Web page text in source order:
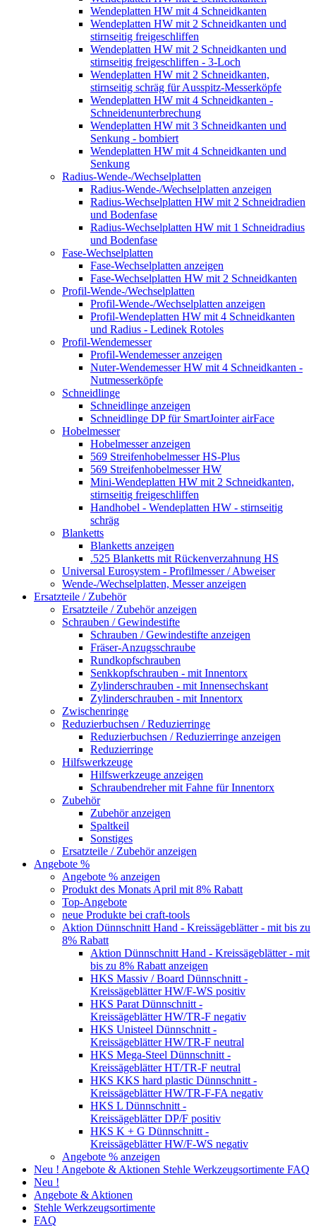
Wendeplatten HW mit 4 Schneidkanten
Wendeplatten HW mit 2 Schneidkanten und
stirnseitig freigeschliffen
Wendeplatten HW mit 2 Schneidkanten und
stirnseitig freigeschliffen - 3-Loch
Wendeplatten HW mit 2 Schneidkanten,
stirnseitig schräg für Ausspitz-Messerköpfe
Wendeplatten HW mit 4 Schneidkanten -
Schneidenunterbrechung
Wendeplatten HW mit 3 Schneidkanten und
Senkung - bombiert
Wendeplatten HW mit 4 Schneidkanten und
Senkung
Radius-Wende-/Wechselplatten
Radius-Wende-/Wechselplatten anzeigen
Radius-Wechselplatten HW mit 2 Schneidradien
und Bodenfase
Radius-Wechselplatten HW mit 1 Schneidradius
und Bodenfase
Fase-Wechselplatten
Fase-Wechselplatten anzeigen
Fase-Wechselplatten HW mit 2 Schneidkanten
Profil-Wende-/Wechselplatten
Profil-Wende-/Wechselplatten anzeigen
Profil-Wendeplatten HW mit 4 Schneidkanten
und Radius - Ledinek Rotoles
Profil-Wendemesser
Profil-Wendemesser anzeigen
Nuter-Wendemesser HW mit 4 Schneidkanten -
Nutmesserköpfe
Schneidlinge
Schneidlinge anzeigen
Schneidlinge DP für SmartJointer airFace
Hobelmesser
Hobelmesser anzeigen
569 Streifenhobelmesser HS-Plus
569 Streifenhobelmesser HW
Mini-Wendeplatten HW mit 2 Schneidkanten,
stirnseitig freigeschliffen
Handhobel - Wendeplatten HW - stirnseitig
schräg
Blanketts
Blanketts anzeigen
.525 Blanketts mit Rückenverzahnung HS
Universal Eurosystem - Profilmesser / Abweiser
Wende-/Wechselplatten, Messer anzeigen
Ersatzteile / Zubehör
Ersatzteile / Zubehör anzeigen
Schrauben / Gewindestifte
Schrauben / Gewindestifte anzeigen
Fräser-Anzugsschraube
Rundkopfschrauben
Senkkopfschrauben - mit Innentorx
Zylinderschrauben - mit Innensechskant
Zylinderschrauben - mit Innentorx
Zwischenringe
Reduzierbuchsen / Reduzierringe
Reduzierbuchsen / Reduzierringe anzeigen
Reduzierringe
Hilfswerkzeuge
Hilfswerkzeuge anzeigen
Schraubendreher mit Fahne für Innentorx
Zubehör
Zubehör anzeigen
Spaltkeil
Sonstiges
Ersatzteile / Zubehör anzeigen
Angebote %
Angebote % anzeigen
Produkt des Monats April mit 8% Rabatt
Top-Angebote
neue Produkte bei craft-tools
Aktion Dünnschnitt Hand - Kreissägeblätter - mit bis zu
8% Rabatt
Aktion Dünnschnitt Hand - Kreissägeblätter - mit
bis zu 8% Rabatt anzeigen
HKS Massiv / Board Dünnschnitt -
Kreissägeblätter HW/F-WS positiv
HKS Parat Dünnschnitt -
Kreissägeblätter HW/TR-F negativ
HKS Unisteel Dünnschnitt -
Kreissägeblätter HW/TR-F neutral
HKS Mega-Steel Dünnschnitt -
Kreissägeblätter HT/TR-F neutral
HKS KKS hard plastic Dünnschnitt -
Kreissägeblätter HW/TR-F-FA negativ
HKS L Dünnschnitt -
Kreissägeblätter DP/F positiv
HKS K + G Dünnschnitt -
Kreissägeblätter HW/F-WS negativ
Angebote % anzeigen
Neu ! Angebote & Aktionen Stehle Werkzeugsortimente FAQ
Neu !
Angebote & Aktionen
Stehle Werkzeugsortimente
FAQ